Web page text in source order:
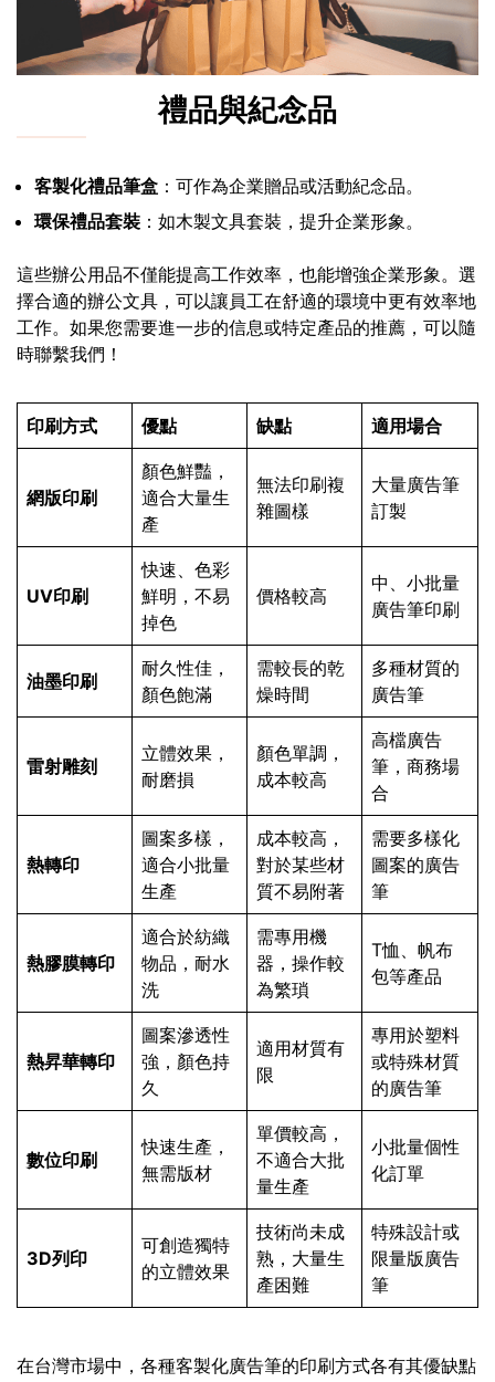
禮品與紀念品
客製化禮品筆盒 ：可作為企業贈品或活動紀念品。
環保禮品套裝 ：如木製文具套裝，提升企業形象。
這些辦公用品不僅能提高工作效率，也能增強企業形象。選
擇合適的辦公文具，可以讓員工在舒適的環境中更有效率地
工作。如果您需要進一步的信息或特定產品的推薦，可以隨
時聯繫我們！
印刷方式 優點 缺點 適用場合
網版印刷
顏色鮮豔，
適合大量生
產
無法印刷複
雜圖樣
大量廣告筆
訂製
UV印刷
快速、色彩
鮮明，不易
掉色
價格較高
中、小批量
廣告筆印刷
油墨印刷
耐久性佳，
顏色飽滿
需較長的乾
燥時間
多種材質的
廣告筆
雷射雕刻
立體效果，
耐磨損
顏色單調，
成本較高
高檔廣告
筆，商務場
合
熱轉印
圖案多樣，
適合小批量
生產
成本較高，
對於某些材
質不易附著
需要多樣化
圖案的廣告
筆
熱膠膜轉印
適合於紡織
物品，耐水
洗
需專用機
器，操作較
為繁瑣
T恤、帆布
包等產品
熱昇華轉印
圖案滲透性
強，顏色持
久
適用材質有
限
專用於塑料
或特殊材質
的廣告筆
數位印刷
快速生產，
無需版材
單價較高，
不適合大批
量生產
小批量個性
化訂單
3D列印
可創造獨特
的立體效果
技術尚未成
熟，大量生
產困難
特殊設計或
限量版廣告
筆
在台灣市場中，各種客製化廣告筆的印刷方式各有其優缺點